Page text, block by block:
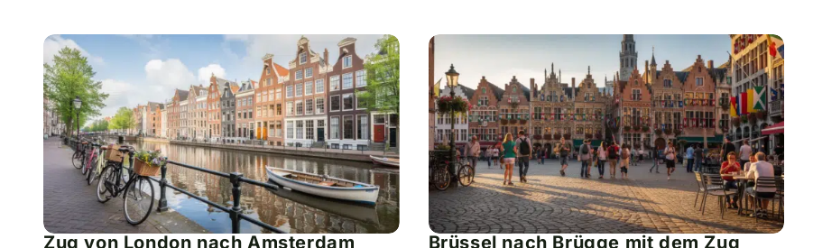
Zug von London nach Amsterdam Brüssel nach Brügge mit dem Zug